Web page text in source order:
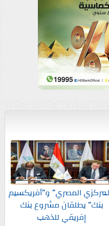
المصري” و”أفريكسيم
بنك” يطلقان مشروع بنك
إفريقي للذهب